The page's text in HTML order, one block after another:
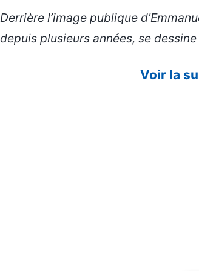
Derrière l’image publique
depuis plusieurs années, se
Voir la